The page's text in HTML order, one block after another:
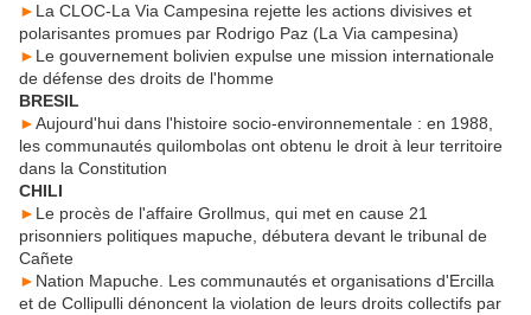
► La CLOC-La Via Campesina rejette les actions divisives et
polarisantes promues par Rodrigo Paz (La Via campesina)
► Le gouvernement bolivien expulse une mission internationale
de défense des droits de l'homme
BRESIL
►Aujourd'hui dans l'histoire socio-environnementale : en 1988,
les communautés quilombolas ont obtenu le droit à leur territoire
dans la Constitution
CHILI
► Le procès de l'affaire Grollmus, qui met en cause 21
prisonniers politiques mapuche, débutera devant le tribunal de
Cañete
► Nation Mapuche. Les communautés et organisations d'Ercilla
et de Collipulli dénoncent la violation de leurs droits collectifs par